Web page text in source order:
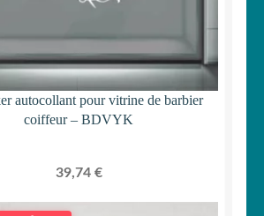
autocollant pour vitrine de barbier
coiffeur – BDVYK
39,74 €